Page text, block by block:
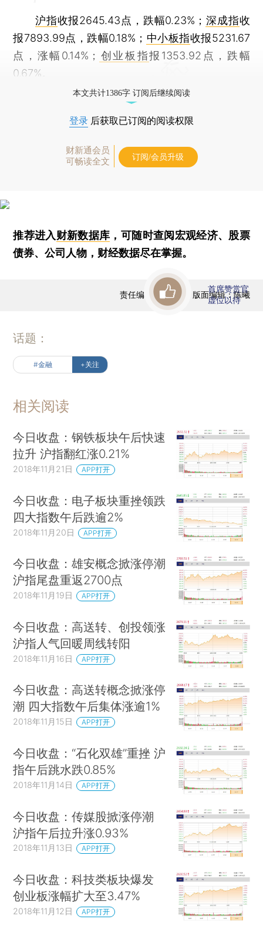
沪指收报2645.43点，跌幅0.23%； 深成指收
报7893.99点，跌幅0.18%； 中小板指收报5231.67
点，涨幅0.14%； 创业板指报1353.92点，跌幅
0.67%。
本文共计1386字 订阅后继续阅读
登录 后获取已订阅的阅读权限
财新通会员
可畅读全文
订阅/会员升级
推荐进入财新数据库 ，可随时查阅宏观经济、股票
债券、公司人物，财经数据尽在掌握。
责任编辑：曹文姣 | 版面编辑：陈曦
首席赞赏官
虚位以待
话题：
#金融 +关注
相关阅读
今日收盘：钢铁板块午后快速
拉升 沪指翻红涨0.21%
2018年11月21日 APP打开
今日收盘：电子板块重挫领跌
四大指数午后跌逾2%
2018年11月20日 APP打开
今日收盘：雄安概念掀涨停潮
沪指尾盘重返2700点
2018年11月19日 APP打开
今日收盘：高送转、创投领涨
沪指人气回暖周线转阳
2018年11月16日 APP打开
今日收盘：高送转概念掀涨停
潮 四大指数午后集体涨逾1%
2018年11月15日 APP打开
今日收盘：“石化双雄”重挫 沪
指午后跳水跌0.85%
2018年11月14日 APP打开
今日收盘：传媒股掀涨停潮
沪指午后拉升涨0.93%
2018年11月13日 APP打开
今日收盘：科技类板块爆发
创业板涨幅扩大至3.47%
2018年11月12日 APP打开